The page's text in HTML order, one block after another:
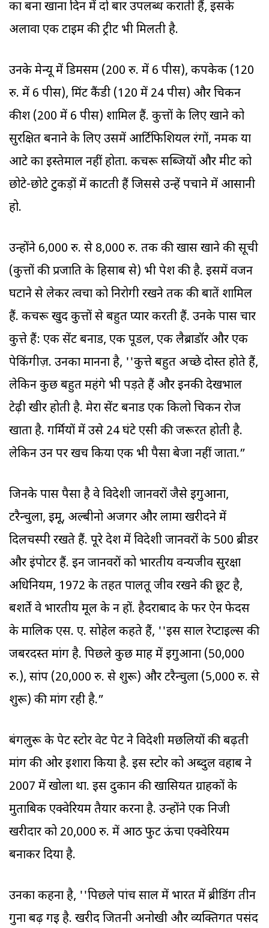
का बना खाना दिन में दो बार उपलब्ध कराती हैं, इसके
अलावा एक टाइम की ट्रीट भी मिलती है.
उनके मेन्यू में डिमसम (200 रु. में 6 पीस), कपकेक (120
रु. में 6 पीस), मिंट कैंडी (120 में 24 पीस) और चिकन
कीश (200 में 6 पीस) शामिल हैं. कुत्तों के लिए खाने को
सुरक्षित बनाने के लिए उसमें आर्टिफिशियल रंगों, नमक या
आटे का इस्तेमाल नहीं होता. कचरू सब्जियों और मीट को
छोटे-छोटे टुकड़ों में काटती हैं जिससे उन्हें पचाने में आसानी
हो.
उन्होंने 6,000 रु. से 8,000 रु. तक की खास खाने की सूची
(कुत्तों की प्रजाति के हिसाब से) भी पेश की है. इसमें वजन
घटाने से लेकर त्वचा को निरोगी रखने तक की बातें शामिल
हैं. कचरू खुद कुत्तों से बहुत प्यार करती हैं. उनके पास चार
कुत्ते हैं: एक सेंट बर्नार्ड, एक पूडल, एक लैब्राडॉर और एक
पेकिंगीज़. उनका मानना है, ''कुत्ते बहुत अच्छे दोस्त होते हैं,
लेकिन कुछ बहुत महंगे भी पड़ते हैं और इनकी देखभाल
टेढ़ी खीर होती है. मेरा सेंट बर्नार्ड एक किलो चिकन रोज
खाता है. गर्मियों में उसे 24 घंटे एसी की जरूरत होती है.
लेकिन उन पर खर्च किया एक भी पैसा बेजा नहीं जाता.”
जिनके पास पैसा है वे विदेशी जानवरों जैसे इगुआना,
टरैन्चुला, ईमू, अल्बीनो अजगर और लामा खरीदने में
दिलचस्पी रखते हैं. पूरे देश में विदेशी जानवरों के 500 ब्रीडर
और इंपोर्टर हैं. इन जानवरों को भारतीय वन्यजीव सुरक्षा
अधिनियम, 1972 के तहत पालतू जीव रखने की छूट है,
बशर्ते वे भारतीय मूल के न हों. हैदराबाद के फर ऐन फेदर्स
के मालिक एस. ए. सोहेल कहते हैं, ''इस साल रेप्टाइल्स की
जबरदस्त मांग है. पिछले कुछ माह में इगुआना (50,000
रु.), सांप (20,000 रु. से शुरू) और टरैन्चुला (5,000 रु. से
शुरू) की मांग रही है.”
बंगलुरू के पेट स्टोर वेट पेट ने विदेशी मछलियों की बढ़ती
मांग की ओर इशारा किया है. इस स्टोर को अब्दुल वहाब ने
2007 में खोला था. इस दुकान की खासियत ग्राहकों के
मुताबिक एक्वेरियम तैयार करना है. उन्होंने एक निजी
खरीदार को 20,000 रु. में आठ फुट ऊंचा एक्वेरियम
बनाकर दिया है.
उनका कहना है, ''पिछले पांच साल में भारत में ब्रीडिंग तीन
गुना बढ़ गई है. खरीद जितनी अनोखी और व्यक्तिगत पसंद